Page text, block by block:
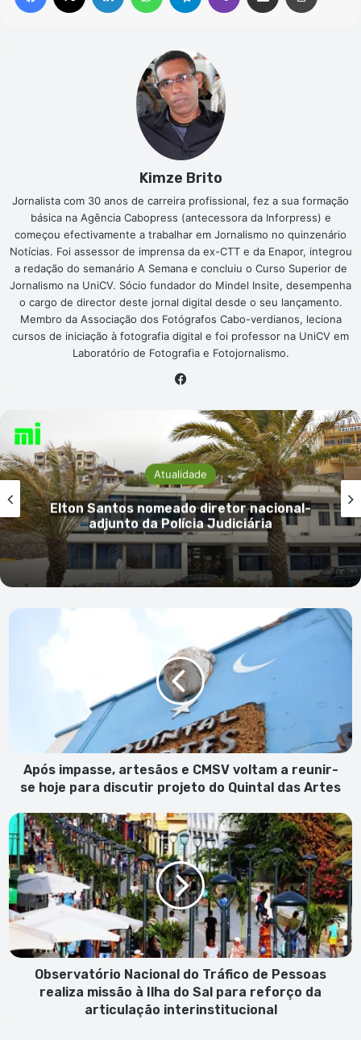
Kimze Brito
Jornalista com 30 anos de carreira profissional, fez a sua formação
básica na Agência Cabopress (antecessora da Inforpress) e
começou efectivamente a trabalhar em Jornalismo no quinzenário
Notícias. Foi assessor de imprensa da ex-CTT e da Enapor, integrou
a redação do semanário A Semana e concluiu o Curso Superior de
Jornalismo na UniCV. Sócio fundador do Mindel Insite, desempenha
o cargo de director deste jornal digital desde o seu lançamento.
Membro da Associação dos Fotógrafos Cabo-verdianos, leciona
cursos de iniciação à fotografia digital e foi professor na UniCV em
Laboratório de Fotografia e Fotojornalismo.
Atualidade
Elton Santos nomeado diretor nacional-
adjunto da Polícia Judiciária
Após
hoje
para
projeto
do
Quintal
das
Artes
Após impasse, artesãos e CMSV voltam a reunir-
se hoje para discutir projeto do Quintal das Artes
Observatório
Nacional
do
Tráfico
de
Pessoas
realiza
à
Observatório Nacional do Tráfico de Pessoas
realiza missão à Ilha do Sal para reforço da
articulação interinstitucional